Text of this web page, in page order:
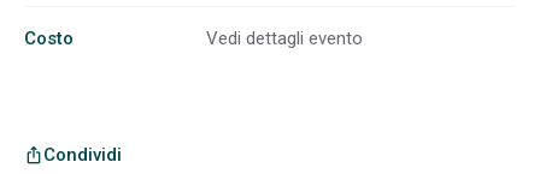
Costo Vedi dettagli evento
ios_shareCondividi